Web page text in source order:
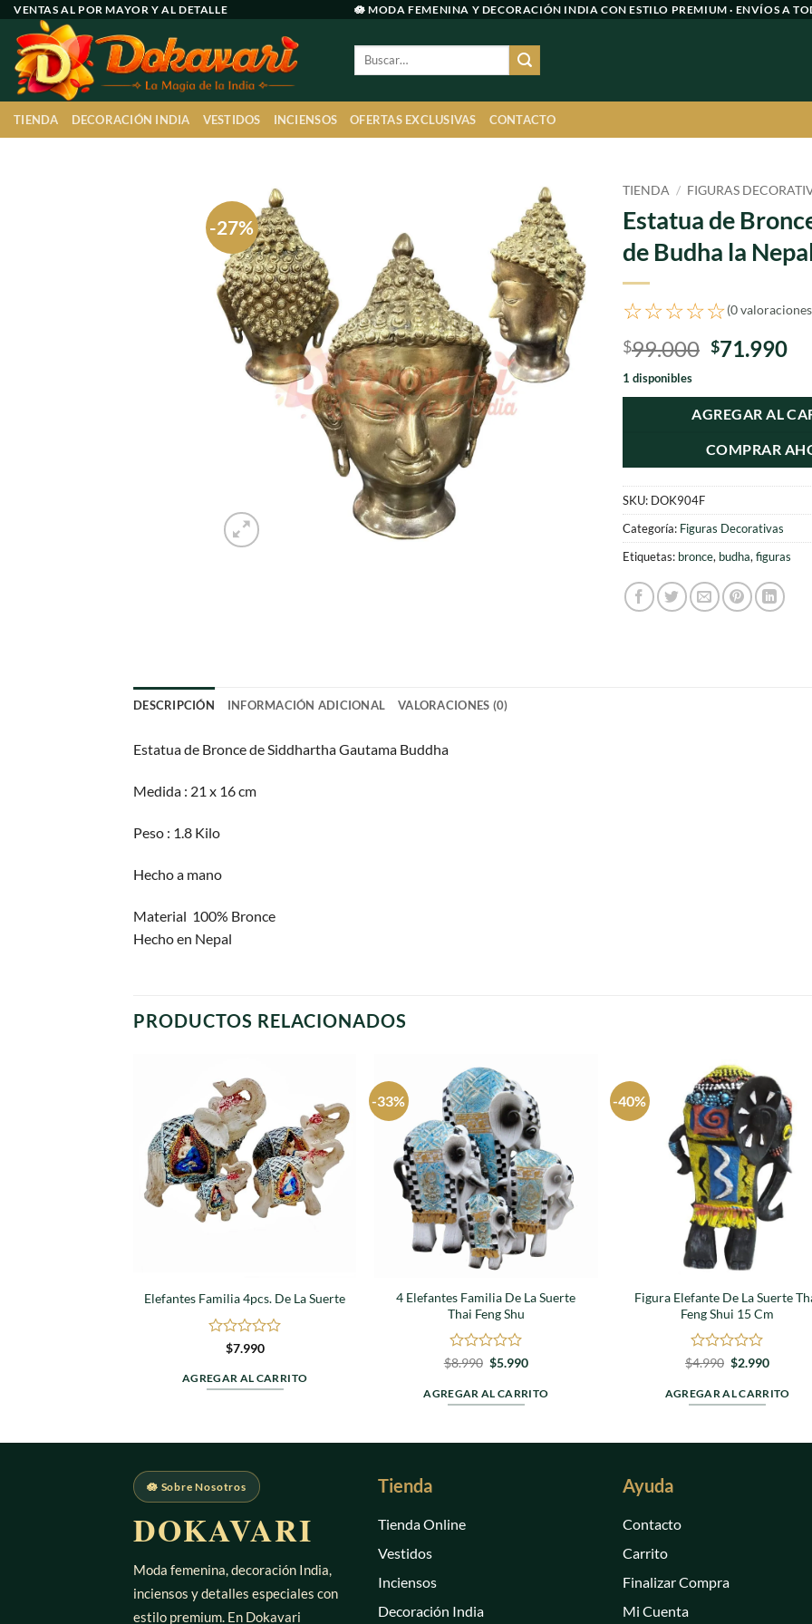
contenido
VENTAS AL POR MAYOR Y AL DETALLE 🪷 MODA FEMENINA Y DECORACIÓN INDIA CON ESTILO PREMIUM · ENVÍOS A
Buscar
TIENDA DECORACIÓN INDIA VESTIDOS INCIENSOS OFERTAS EXCLUSIVAS CONTACTO
-27%
Agregar
a
favoritos
TIENDA / FIGURAS
Estatua de
de Budha la
☆☆☆☆☆(0
$99.000 El
original
era:
$71.990El
1 disponibles
AGREGAR AL
COMPRAR
SKU: DOK904F
Categoría: Figuras Decorativas
Etiquetas: bronce, budha,figuras
DESCRIPCIÓN INFORMACIÓN ADICIONAL VALORACIONES (0)
Estatua de Bronce de Siddhartha Gautama Buddha
Medida : 21 x 16 cm
Peso : 1.8 Kilo
Hecho a mano
Material 100% Bronce
Hecho en Nepal
PRODUCTOS RELACIONADOS
Agregar
a
favoritos
Elefantes Familia 4pcs. De La Suerte
Valorado
0
de
$7.990
AGREGAR AL CARRITO
-33%
4 Elefantes Familia De La Suerte
Thai Feng Shu
Valorado
0
de
$8.990 El
original
era:
$5.990El
actual
es:
AGREGAR AL CARRITO
-40%
Figura Elefante De La Suerte
Feng Shui 15 Cm
Valorado
0
de
$4.990 El
original
era:
$2.990El
actual
es:
AGREGAR AL CARRITO
🪷 Sobre Nosotros
DOKAVARI
Moda femenina, decoración India,
inciensos y detalles especiales con
estilo premium. En Dokavari
Tienda
Tienda Online
Vestidos
Inciensos
Decoración India
Ayuda
Contacto
Carrito
Finalizar Compra
Mi Cuenta